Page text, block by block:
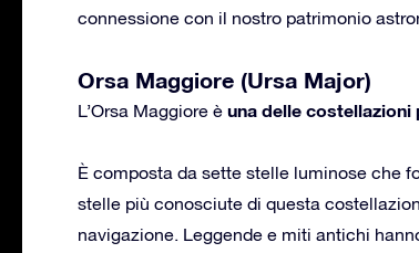
connessione con il nostro patrimonio
Orsa Maggiore (Ursa Major)
L’Orsa Maggiore è una delle
È composta da sette stelle luminose che
stelle più conosciute di questa
navigazione. Leggende e miti antichi